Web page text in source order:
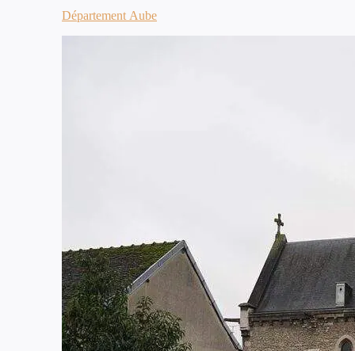
Département Aube